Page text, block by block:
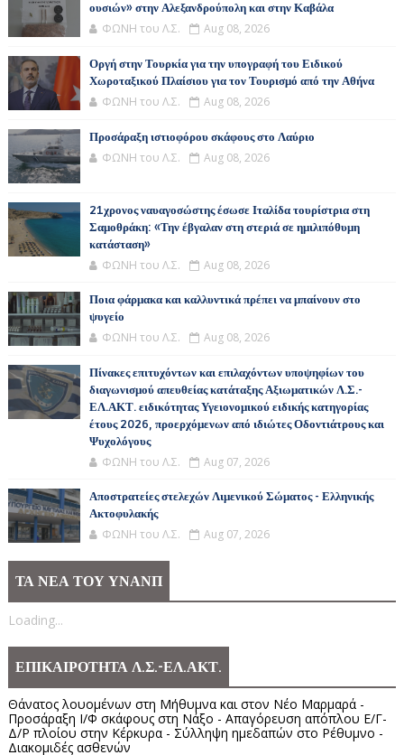
ουσιών» στην Αλεξανδρούπολη και στην Καβάλα
ΦΩΝΗ του Λ.Σ. Aug 08, 2026
Οργή στην Τουρκία για την υπογραφή του Ειδικού
Χωροταξικού Πλαίσιου για τον Τουρισμό από την Αθήνα
ΦΩΝΗ του Λ.Σ. Aug 08, 2026
Προσάραξη ιστιοφόρου σκάφους στο Λαύριο
ΦΩΝΗ του Λ.Σ. Aug 08, 2026
21χρονος ναυαγοσώστης έσωσε Ιταλίδα τουρίστρια στη
Σαμοθράκη: «Την έβγαλαν στη στεριά σε ημιλιπόθυμη
κατάσταση»
ΦΩΝΗ του Λ.Σ. Aug 08, 2026
Ποια φάρμακα και καλλυντικά πρέπει να μπαίνουν στο
ψυγείο
ΦΩΝΗ του Λ.Σ. Aug 08, 2026
Πίνακες επιτυχόντων και επιλαχόντων υποψηφίων του
διαγωνισμού απευθείας κατάταξης Αξιωματικών Λ.Σ.-
ΕΛ.ΑΚΤ. ειδικότητας Υγειονομικού ειδικής κατηγορίας
έτους 2026, προερχόμενων από ιδιώτες Οδοντιάτρους και
Ψυχολόγους
ΦΩΝΗ του Λ.Σ. Aug 07, 2026
Αποστρατείες στελεχών Λιμενικού Σώματος - Ελληνικής
Ακτοφυλακής
ΦΩΝΗ του Λ.Σ. Aug 07, 2026
ΤΑ ΝΕΑ ΤΟΥ ΥΝΑΝΠ
Loading...
ΕΠΙΚΑΙΡΟΤΗΤΑ Λ.Σ.-ΕΛ.ΑΚΤ.
Θάνατος λουομένων στη Μήθυμνα και στον Νέο Μαρμαρά -
Προσάραξη Ι/Φ σκάφους στη Νάξο - Απαγόρευση απόπλου Ε/Γ-
Δ/Ρ πλοίου στην Κέρκυρα - Σύλληψη ημεδαπών στο Ρέθυμνο -
Διακομιδές ασθενών